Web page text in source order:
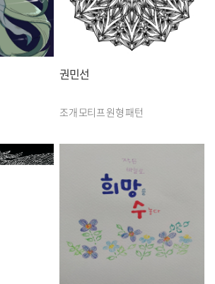
권민선
조개 모티프 원형 패턴